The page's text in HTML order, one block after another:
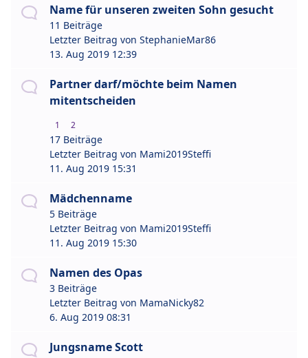
Name für unseren zweiten Sohn gesucht
11 Beiträge
Letzter Beitrag von StephanieMar86
13. Aug 2019 12:39
Partner darf/möchte beim Namen
mitentscheiden
1 2
17 Beiträge
Letzter Beitrag von Mami2019Steffi
11. Aug 2019 15:31
Mädchenname
5 Beiträge
Letzter Beitrag von Mami2019Steffi
11. Aug 2019 15:30
Namen des Opas
3 Beiträge
Letzter Beitrag von MamaNicky82
6. Aug 2019 08:31
Jungsname Scott